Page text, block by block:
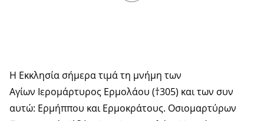
Η Εκκλησία σήμερα τιμά τη μνήμη των
Αγίων Ιερομάρτυρος Ερμολάου (†305) και των συν
αυτώ: Ερμήππου και Ερμοκράτους. Οσιομαρτύρων